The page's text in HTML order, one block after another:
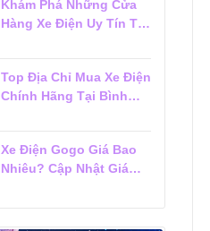
Khám Phá Những Cửa
Hàng Xe Điện Uy Tín Tại
Top Địa Chỉ Mua Xe Điện
Chính Hãng Tại Bình
Xe Điện Gogo Giá Bao
Nhiêu? Cập Nhật Giá